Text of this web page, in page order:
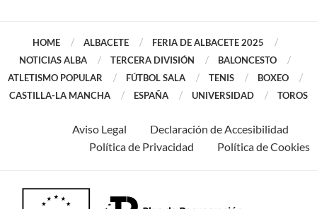
HOME ALBACETE
FERIA DE ALBACETE 2025
NOTICIAS ALBA
TERCERA DIVISIÓN
BALONCESTO
ATLETISMO POPULAR
FÚTBOL SALA TENIS
BOXEO
CASTILLA-LA MANCHA
ESPAÑA UNIVERSIDAD TOROS
Aviso Legal
Declaración de Accesibilidad
Política de Privacidad
Política de Cookies